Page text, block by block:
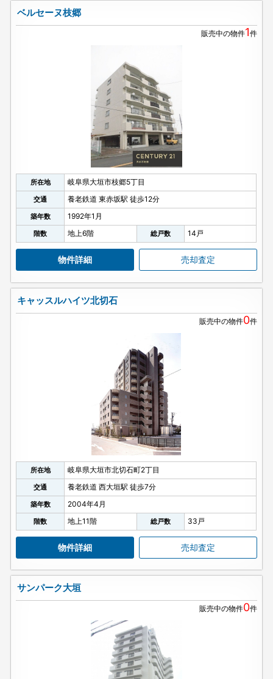
ベルセーヌ枝郷
販売中の物件1件
所在地 岐阜県大垣市枝郷5丁目
交通 養老鉄道 東赤坂駅 徒歩12分
築年数 1992年1月
階数 地上6階 総戸数 14戸
物件詳細 売却査定
キャッスルハイツ北切石
販売中の物件0件
所在地 岐阜県大垣市北切石町2丁目
交通 養老鉄道 西大垣駅 徒歩7分
築年数 2004年4月
階数 地上11階 総戸数 33戸
物件詳細 売却査定
サンパーク大垣
販売中の物件0件